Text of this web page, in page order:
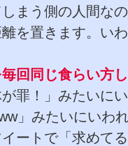
まう側の人間な
を置きます。い
毎回 同じ食らい方
が罪！」みたい
」みたいにいわ
ートで「求めて